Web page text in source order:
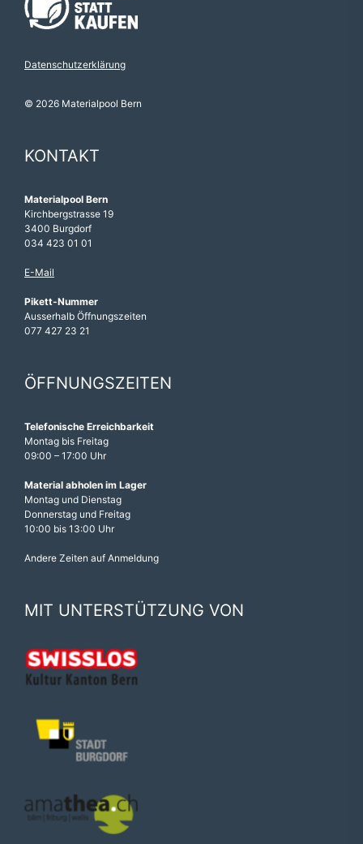
Datenschutzerklärung
© 2026 Materialpool Bern
KONTAKT
Materialpool Bern
Kirchbergstrasse 19
3400 Burgdorf
034 423 01 01
E-Mail
Pikett-Nummer
Ausserhalb Öffnungszeiten
077 427 23 21
ÖFFNUNGSZEITEN
Telefonische Erreichbarkeit
Montag bis Freitag
09:00 – 17:00 Uhr
Material abholen im Lager
Montag und Dienstag
Donnerstag und Freitag
10:00 bis 13:00 Uhr
Andere Zeiten auf Anmeldung
MIT UNTERSTÜTZUNG VON